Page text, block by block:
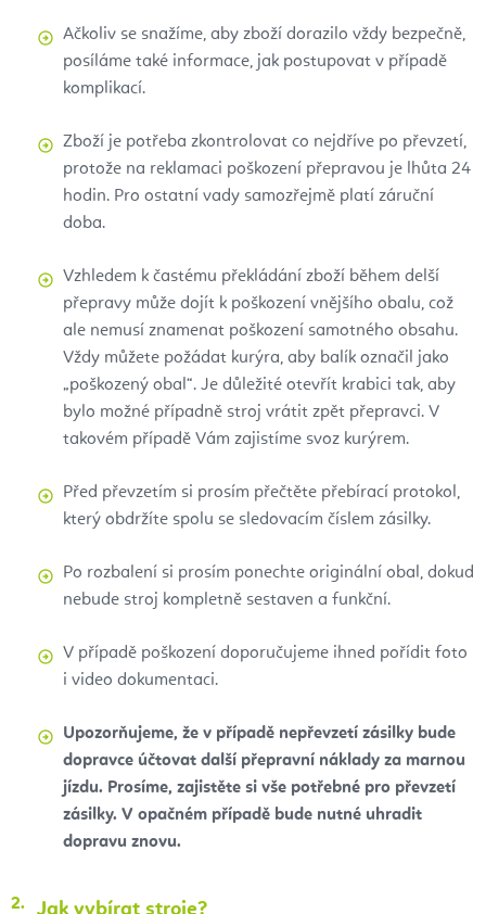
Ačkoliv se snažíme, aby zboží dorazilo vždy bezpečně,
posíláme také informace, jak postupovat v případě
komplikací.
Zboží je potřeba zkontrolovat co nejdříve po převzetí,
protože na reklamaci poškození přepravou je lhůta 24
hodin. Pro ostatní vady samozřejmě platí záruční
doba.
Vzhledem k častému překládání zboží během delší
přepravy může dojít k poškození vnějšího obalu, což
ale nemusí znamenat poškození samotného obsahu.
Vždy můžete požádat kurýra, aby balík označil jako
„poškozený obal“. Je důležité otevřít krabici tak, aby
bylo možné případně stroj vrátit zpět přepravci. V
takovém případě Vám zajistíme svoz kurýrem.
Před převzetím si prosím přečtěte přebírací protokol,
který obdržíte spolu se sledovacím číslem zásilky.
Po rozbalení si prosím ponechte originální obal, dokud
nebude stroj kompletně sestaven a funkční.
V případě poškození doporučujeme ihned pořídit foto
i video dokumentaci.
Upozorňujeme, že v případě nepřevzetí zásilky bude
dopravce účtovat další přepravní náklady za marnou
jízdu. Prosíme, zajistěte si vše potřebné pro převzetí
zásilky. V opačném případě bude nutné uhradit
dopravu znovu.